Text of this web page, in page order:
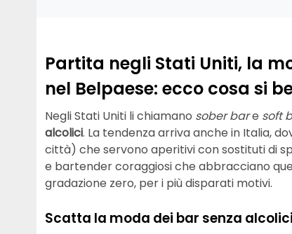
Partita negli Stati Uniti, la
nel Belpaese: ecco cosa si
Negli Stati Uniti li chiamano sober bare soft
alcolici. La tendenza arriva anche in Italia,
città) che servono aperitivi con sostituti di
e bartender coraggiosi che abbracciano
gradazione zero, per i più disparati motivi.
Scatta la moda dei bar senza alcolici